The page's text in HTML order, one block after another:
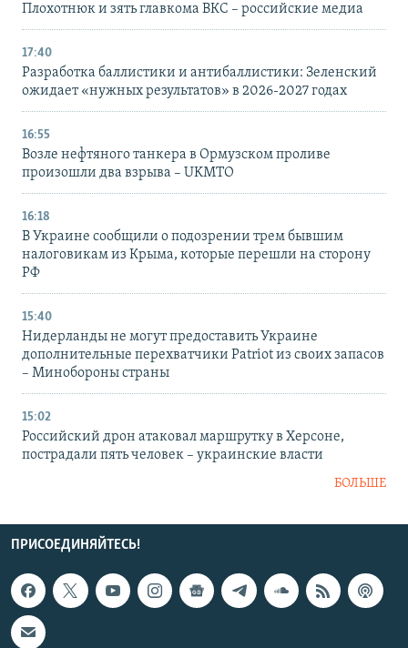
Плохотнюк и зять главкома ВКС – российские медиа
17:40
Разработка баллистики и антибаллистики: Зеленский
ожидает «нужных результатов» в 2026-2027 годах
16:55
Возле нефтяного танкера в Ормузском проливе
произошли два взрыва – UKMTO
16:18
В Украине сообщили о подозрении трем бывшим
налоговикам из Крыма, которые перешли на сторону
РФ
15:40
Нидерланды не могут предоставить Украине
дополнительные перехватчики Patriot из своих запасов
– Минобороны страны
15:02
Российский дрон атаковал маршрутку в Херсоне,
пострадали пять человек – украинские власти
БОЛЬШЕ
ПРИСОЕДИНЯЙТЕСЬ!